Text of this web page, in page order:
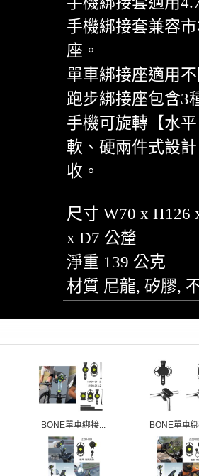
手機綁接套兼容
座。
單車綁接座適用
跑步綁接座包含3
手機可旋轉【水
軟、硬兩件式設
收。
尺寸 W70 x H126
x D7 公釐
淨重 139 公克
材質 尼龍, 矽膠,
BONE單車綁接... BONE單車